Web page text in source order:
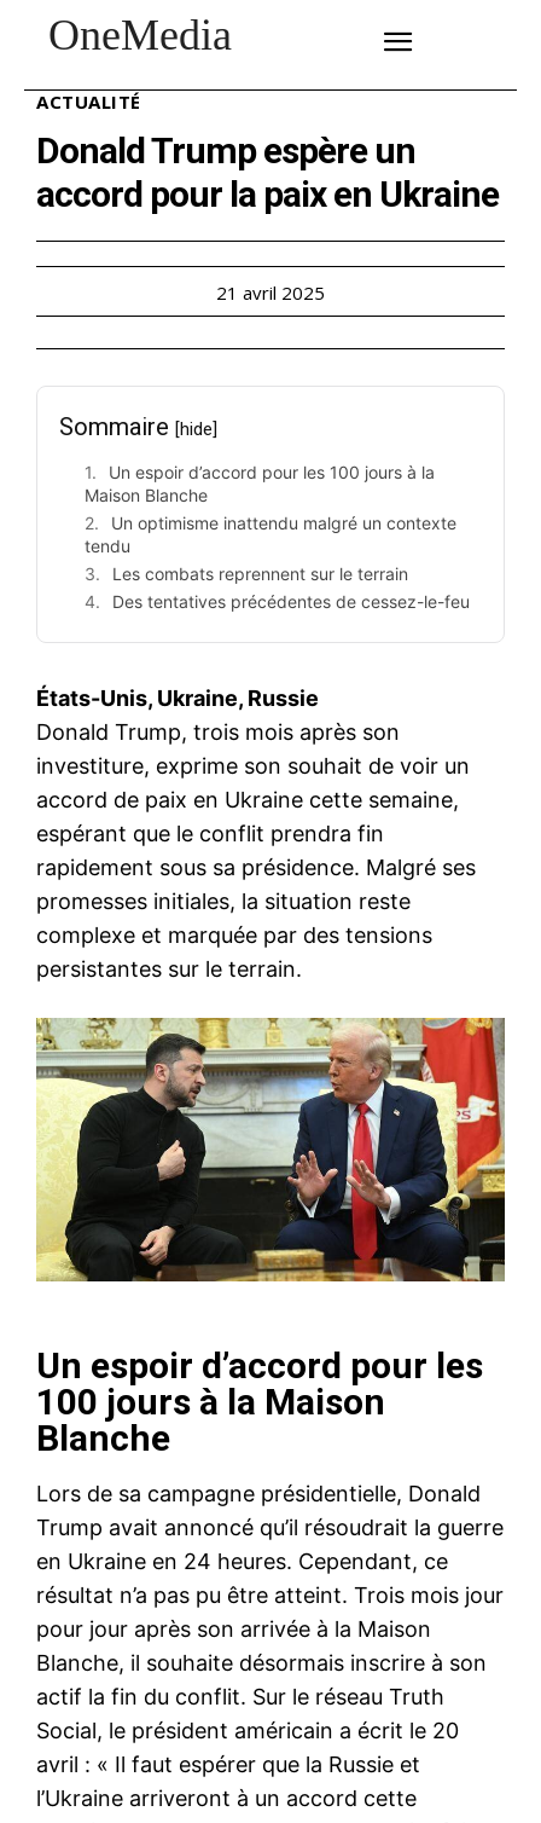
OneMedia
ACTUALITÉ
Donald Trump espère un
accord pour la paix en Ukraine
21 avril 2025
Sommaire [hide]
Un espoir d’accord pour les 100 jours à la
Maison Blanche
Un optimisme inattendu malgré un contexte
tendu
Les combats reprennent sur le terrain
Des tentatives précédentes de cessez-le-feu
États-Unis, Ukraine, Russie
Donald Trump, trois mois après son
investiture, exprime son souhait de voir un
accord de paix en Ukraine cette semaine,
espérant que le conflit prendra fin
rapidement sous sa présidence. Malgré ses
promesses initiales, la situation reste
complexe et marquée par des tensions
persistantes sur le terrain.
Un espoir d’accord pour les
100 jours à la Maison
Blanche
Lors de sa campagne présidentielle, Donald
Trump avait annoncé qu’il résoudrait la guerre
en Ukraine en 24 heures. Cependant, ce
résultat n’a pas pu être atteint. Trois mois jour
pour jour après son arrivée à la Maison
Blanche, il souhaite désormais inscrire à son
actif la fin du conflit. Sur le réseau Truth
Social, le président américain a écrit le 20
avril : « Il faut espérer que la Russie et
l’Ukraine arriveront à un accord cette